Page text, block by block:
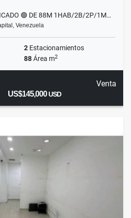
🟢 DE 88M 1HAB/2B/2P/1M…
Venezuela
2 Estacionamientos
88Área m2
Venta
US$145,000USD